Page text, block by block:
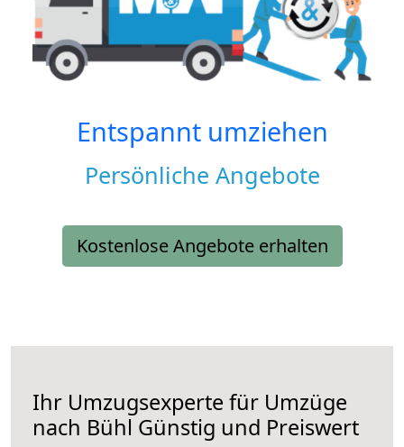
Entspannt umziehen
Persönliche Angebote
Kostenlose Angebote erhalten
Ihr Umzugsexperte für Umzüge
nach Bühl Günstig und Preiswert